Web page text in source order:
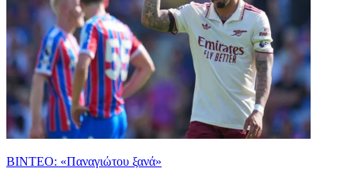
ΒΙΝΤΕΟ: «Παναγιώτου ξανά»